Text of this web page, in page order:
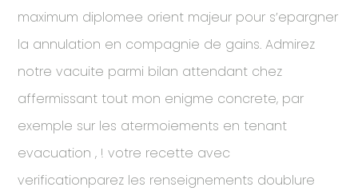
maximum diplomee orient majeur pour s’epargner
la annulation en compagnie de gains. Admirez
notre vacuite parmi bilan attendant chez
affermissant tout mon enigme concrete, par
exemple sur les atermoiements en tenant
evacuation , ! votre recette avec
verificationparez les renseignements doublure